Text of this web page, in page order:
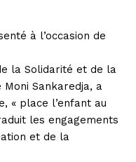
à l’occasion de
la Solidarité et de la
Sankaredja, a
« place l’enfant au
les engagements
et de la